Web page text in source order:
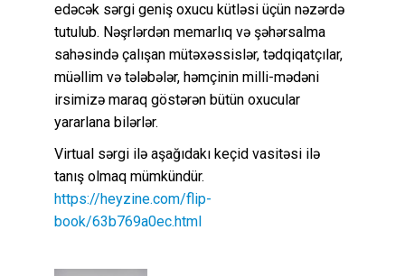
edəcək sərgi geniş oxucu kütləsi üçün nəzərdə
tutulub. Nəşrlərdən memarlıq və şəhərsalma
sahəsində çalışan mütəxəssislər, tədqiqatçılar,
müəllim və tələbələr, həmçinin milli-mədəni
irsimizə maraq göstərən bütün oxucular
yararlana bilərlər.
Virtual sərgi ilə aşağıdakı keçid vasitəsi ilə
tanış olmaq mümkündür.
https://heyzine.com/flip-
book/63b769a0ec.html